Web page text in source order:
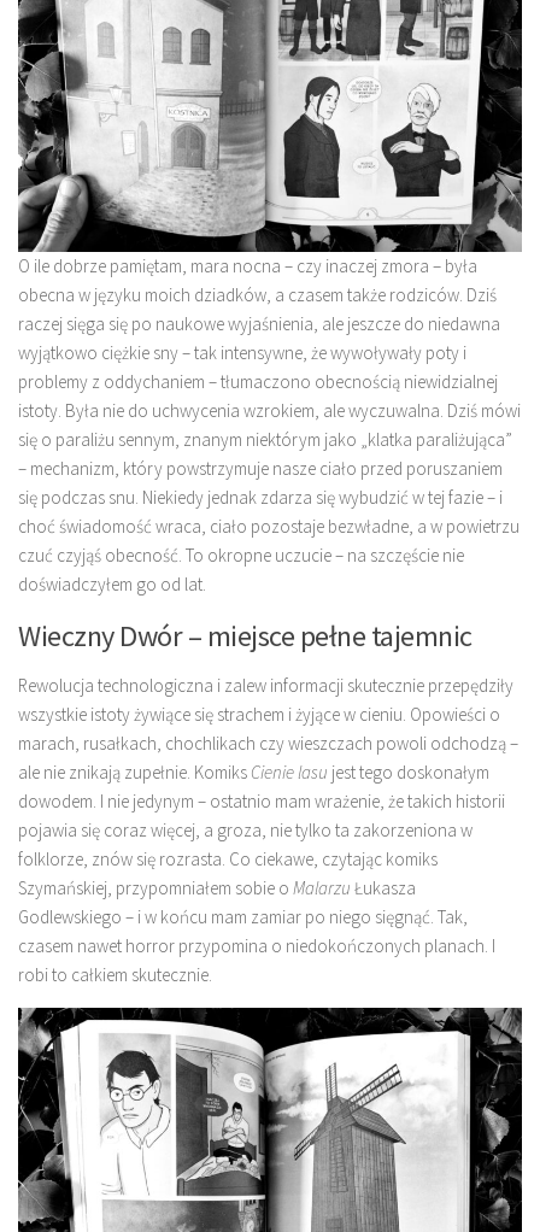
O ile dobrze pamiętam, mara nocna – czy inaczej zmora – była
obecna w języku moich dziadków, a czasem także rodziców. Dziś
raczej sięga się po naukowe wyjaśnienia, ale jeszcze do niedawna
wyjątkowo ciężkie sny – tak intensywne, że wywoływały poty i
problemy z oddychaniem – tłumaczono obecnością niewidzialnej
istoty. Była nie do uchwycenia wzrokiem, ale wyczuwalna. Dziś mówi
się o paraliżu sennym, znanym niektórym jako „klatka paraliżująca”
– mechanizm, który powstrzymuje nasze ciało przed poruszaniem
się podczas snu. Niekiedy jednak zdarza się wybudzić w tej fazie – i
choć świadomość wraca, ciało pozostaje bezwładne, a w powietrzu
czuć czyjąś obecność. To okropne uczucie – na szczęście nie
doświadczyłem go od lat.
Wieczny Dwór – miejsce pełne tajemnic
Rewolucja technologiczna i zalew informacji skutecznie przepędziły
wszystkie istoty żywiące się strachem i żyjące w cieniu. Opowieści o
marach, rusałkach, chochlikach czy wieszczach powoli odchodzą –
ale nie znikają zupełnie. Komiks Cienie lasu jest tego doskonałym
dowodem. I nie jedynym – ostatnio mam wrażenie, że takich historii
pojawia się coraz więcej, a groza, nie tylko ta zakorzeniona w
folklorze, znów się rozrasta. Co ciekawe, czytając komiks
Szymańskiej, przypomniałem sobie o Malarzu Łukasza
Godlewskiego – i w końcu mam zamiar po niego sięgnąć. Tak,
czasem nawet horror przypomina o niedokończonych planach. I
robi to całkiem skutecznie.